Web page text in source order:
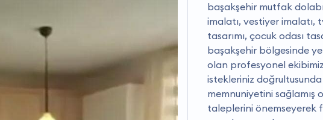
başakşehir mutfak
imalatı, vestiyer imalatı,
tasarımı, çocuk odası
başakşehir bölgesinde
olan profesyonel
i̇stekleriniz
memnuniyetini sağlamış
taleplerini önemseyerek